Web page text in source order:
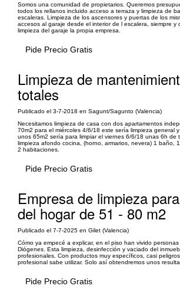
Somos una comunidad de propietarios. Queremos
todos los rellanos incluido acceso a terraza y limpieza de
escaleras. Limpieza de los ascensores y puertas de los
accesos al garaje desde el interior de l escalera, siempre y
limpieza del garaje la propia empresa.
Pide Precio Gratis
Limpieza de
totales
Publicado el 3-7-2018 en Sagunt/Sagunto (Valencia)
Necesitamos limpieza de casa con dos apartamentos
70m2 para el miércoles 4/6/18 este sería limpieza general
unos 65m2 sería para limpiar el viernes 6/6/18 unas 6h de
limpieza afondo cocina, (horno, armarios, nevera) 1 baño,
2 habitaciones.
Pide Precio Gratis
Empresa de limpieza
del hogar de 51 - 80 m2
Publicado el 7-7-2025 en Gilet (Valencia)
Cómo ya empecé a explicar, en el piso han vivido
Diógenes. Esta limpieza, desinfección y vaciado del
profesionales. Con productos muy específicos, casi
profesional sabe utilizar. Solo así obtendremos unos
Pide Precio Gratis